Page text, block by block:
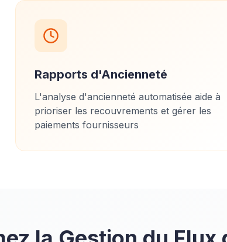
Rapports d'Ancienneté
L'analyse d'ancienneté automatisée aide à
prioriser les recouvrements et gérer les
paiements fournisseurs